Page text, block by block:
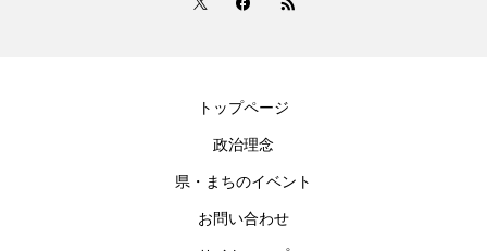
トップページ
政治理念
県・まちのイベント
お問い合わせ